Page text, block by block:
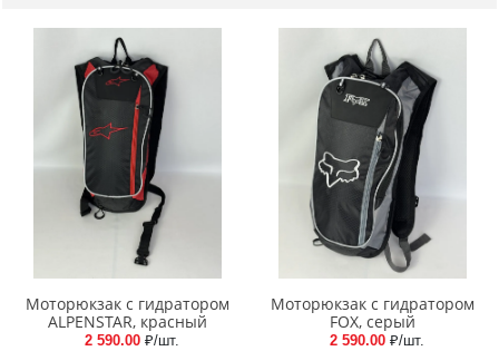
Моторюкзак с гидратором
ALPENSTAR, красный
2 590.00 ₽/шт.
Моторюкзак с гидратором
FOX, серый
2 590.00 ₽/шт.